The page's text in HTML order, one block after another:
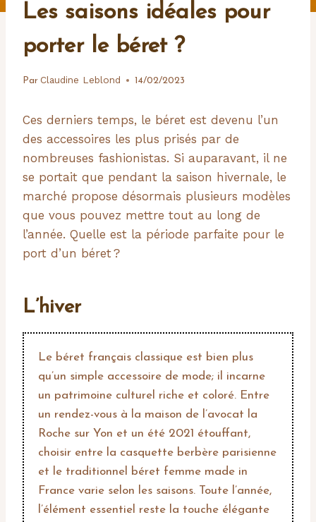
Les saisons idéales pour
porter le béret ?
Par Claudine Leblond 14/02/2023
Ces derniers temps, le béret est devenu l’un
des accessoires les plus prisés par de
nombreuses fashionistas. Si auparavant, il ne
se portait que pendant la saison hivernale, le
marché propose désormais plusieurs modèles
que vous pouvez mettre tout au long de
l’année. Quelle est la période parfaite pour le
port d’un béret ?
L’hiver
Le béret français classique est bien plus
qu’un simple accessoire de mode; il incarne
un patrimoine culturel riche et coloré. Entre
un rendez-vous à la maison de l’avocat la
Roche sur Yon et un été 2021 étouffant,
choisir entre la casquette berbère parisienne
et le traditionnel béret femme made in
France varie selon les saisons. Toute l’année,
l’élément essentiel reste la touche élégante